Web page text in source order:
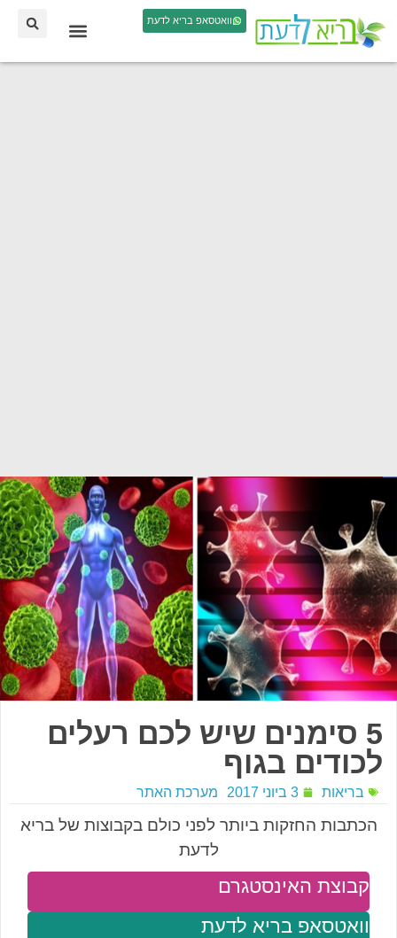
וואטסאפ בריא לדעת
5 סימנים שיש לכם רעלים
לכודים בגוף
בריאות 3 ביוני 2017 מערכת האתר
הכתבות החזקות ביותר לפני כולם בקבוצות של בריא
לדעת
וואטסאפ בריא לדעת
קבוצת האינסטגרם